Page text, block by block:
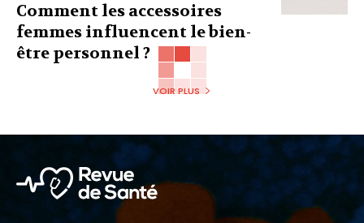
Comment les accessoires
femmes influencent le bien-
être personnel ?
VOIR PLUS